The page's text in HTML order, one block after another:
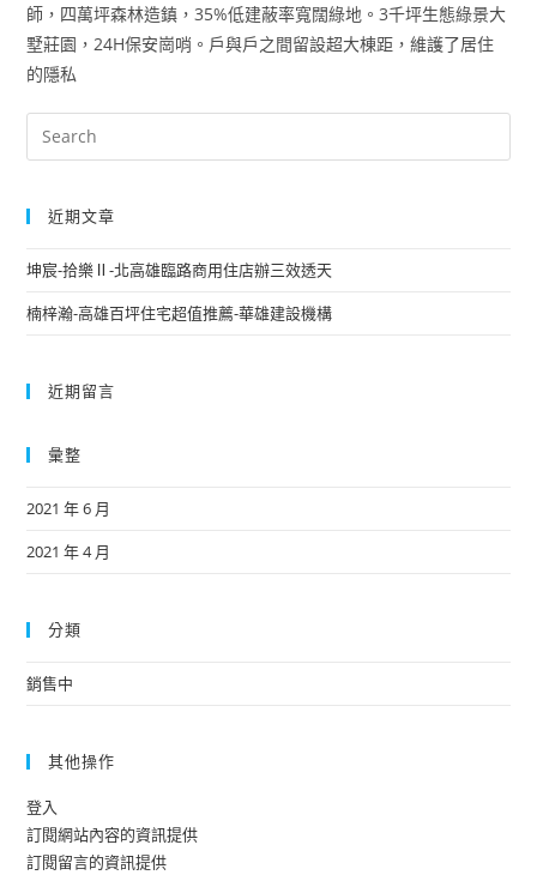
師，四萬坪森林造鎮，35%低建蔽率寬闊綠地。3千坪生態綠景大
墅莊園，24H保安崗哨。戶與戶之間留設超大棟距，維護了居住
的隱私
近期文章
坤宸-拾樂Ⅱ-北高雄臨路商用住店辦三效透天
楠梓瀚-高雄百坪住宅超值推薦-華雄建設機構
近期留言
彙整
2021 年 6 月
2021 年 4 月
分類
銷售中
其他操作
登入
訂閱網站內容的資訊提供
訂閱留言的資訊提供